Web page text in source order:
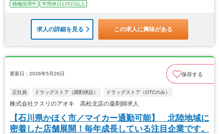
積極採用中
年間休日120日以上
求人の詳細を見る この求人に興味がある
更新日：2026年5月26日 保存する
正社員 ドラッグストア（調剤併設） ドラッグストア（OTCのみ）
株式会社クスリのアオキ 高松北店の薬剤師求人
【石川県かほく市／マイカー通勤可能】 北陸地域に
密着した店舗展開！毎年成長している注目企業です。